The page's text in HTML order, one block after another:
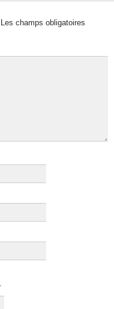
Les champs obligatoires